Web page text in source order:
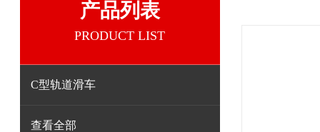
产品列表
PRODUCT LIST
C型轨道滑车
查看全部